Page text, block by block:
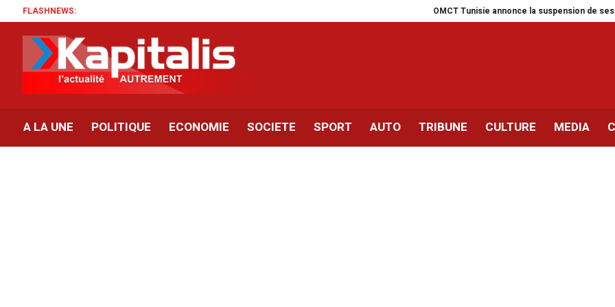
FLASHNEWS: OMCT Tunisie annonce la suspension de ses activités
A LA UNE POLITIQUE ECONOMIE SOCIETE SPORT AUTO TRIBUNE CULTURE MEDIA